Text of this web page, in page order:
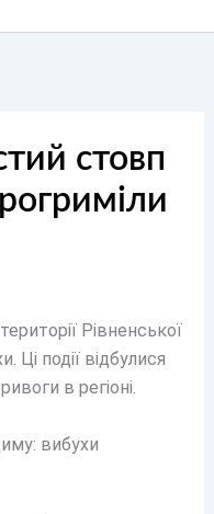
стовп
Рівненської
Ці події відбулися
в регіоні.